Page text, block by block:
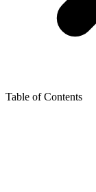
Table of Contents